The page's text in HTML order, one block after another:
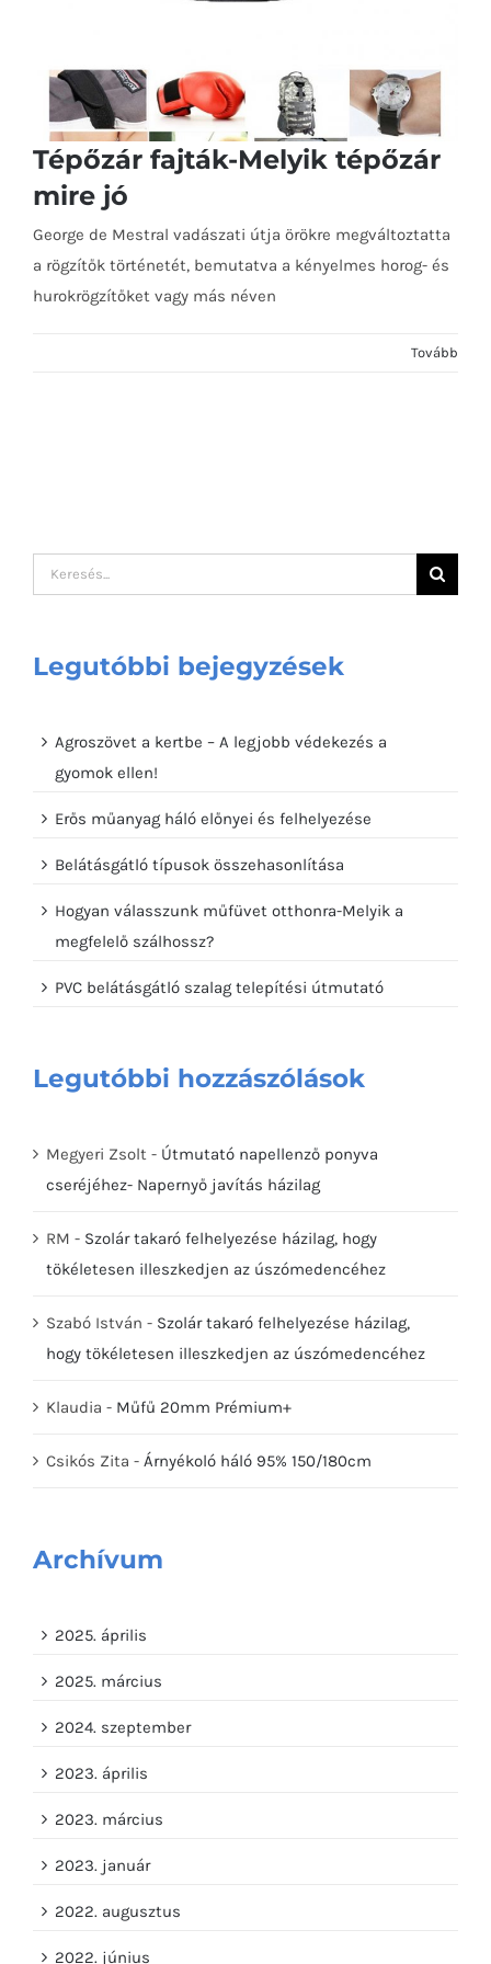
Tépőzár fajták-Melyik tépőzár mire jó
Tépőzár fajták-Melyik tépőzár
mire jó
George de Mestral vadászati ​​útja örökre megváltoztatta
a rögzítők történetét, bemutatva a kényelmes horog- és
hurokrögzítőket vagy más néven
Tovább
Keresés...
Legutóbbi bejegyzések
Agroszövet a kertbe – A legjobb védekezés a
gyomok ellen!
Erős műanyag háló előnyei és felhelyezése
Belátásgátló típusok összehasonlítása
Hogyan válasszunk műfüvet otthonra-Melyik a
megfelelő szálhossz?
PVC belátásgátló szalag telepítési útmutató
Legutóbbi hozzászólások
Megyeri Zsolt - Útmutató napellenző ponyva
cseréjéhez- Napernyő javítás házilag
RM - Szolár takaró felhelyezése házilag, hogy
tökéletesen illeszkedjen az úszómedencéhez
Szabó István - Szolár takaró felhelyezése házilag,
hogy tökéletesen illeszkedjen az úszómedencéhez
Klaudia - Műfű 20mm Prémium+
Csikós Zita - Árnyékoló háló 95% 150/180cm
Archívum
2025. április
2025. március
2024. szeptember
2023. április
2023. március
2023. január
2022. augusztus
2022. június